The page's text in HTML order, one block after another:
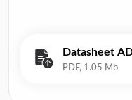
Datasheet